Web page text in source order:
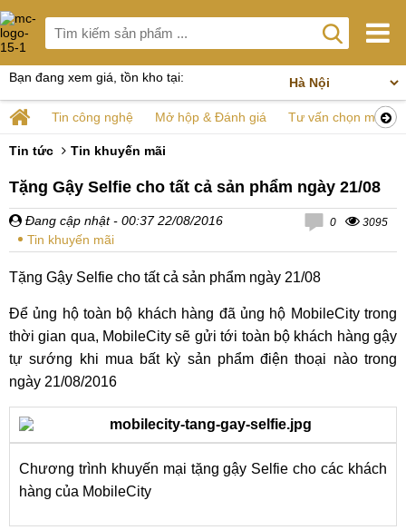
Bạn đang xem giá, tồn kho tại:
Tin công nghệ Mở hộp & Đánh giá Tư vấn chọn mua
Tin tức Tin khuyến mãi
Tặng Gậy Selfie cho tất cả sản phẩm ngày 21/08
Đang cập nhật - 00:37 22/08/2016
Tin khuyến mãi
0 3095
Tặng Gậy Selfie cho tất cả sản phẩm ngày 21/08
Để ủng hộ toàn bộ khách hàng đã ủng hộ MobileCity trong
thời gian qua, MobileCity sẽ gửi tới toàn bộ khách hàng gậy
tự sướng khi mua bất kỳ sản phẩm điện thoại nào trong
ngày 21/08/2016
Chương trình khuyến mại tặng gậy Selfie cho các khách
hàng của MobileCity